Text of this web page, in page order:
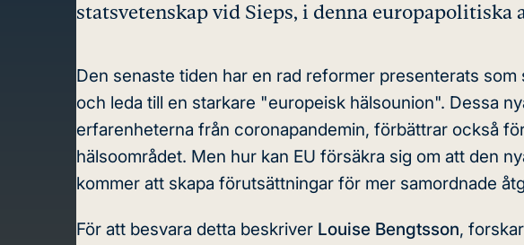
statsvetenskap vid Sieps, i denna europapolitiska
Den senaste tiden har en rad reformer presenterats
och leda till en starkare "europeisk hälsounion". Dessa
erfarenheterna från coronapandemin, förbättrar också
hälsoområdet. Men hur kan EU försäkra sig om att den
kommer att skapa förutsättningar för mer samordnade
För att besvara detta beskriver Louise Bengtsson,